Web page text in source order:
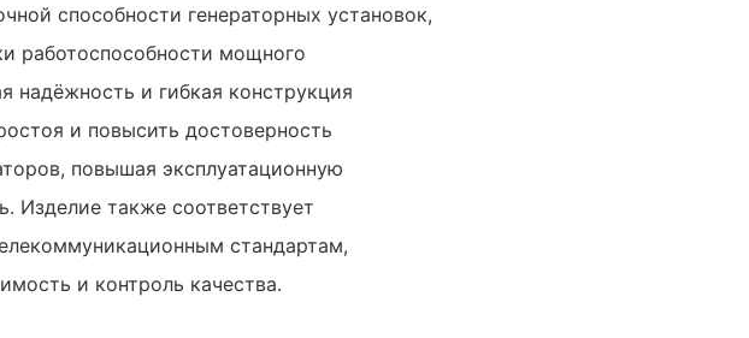
способности генераторных установок,
работоспособности мощного
надёжность и гибкая конструкция
и повысить достоверность
повышая эксплуатационную
Изделие также соответствует
стандартам,
и контроль качества.